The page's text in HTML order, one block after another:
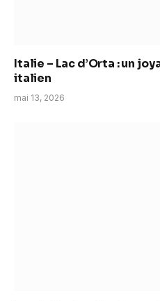
Italie – Lac d’Orta : un
italien
mai 13, 2026